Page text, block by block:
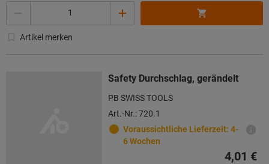
Artikel merken
Safety Durchschlag, gerändelt
PB SWISS TOOLS
Art.-Nr.: 720.1
Voraussichtliche Lieferzeit: 4-
6 Wochen
4,01 €